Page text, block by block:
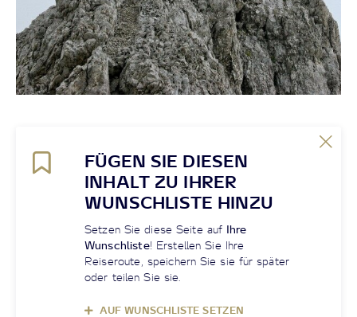
FÜGEN SIE DIESEN
INHALT ZU IHRER
WUNSCHLISTE HINZU
Setzen Sie diese Seite auf Ihre
Wunschliste! Erstellen Sie Ihre
Reiseroute, speichern Sie sie für später
oder teilen Sie sie.
AUF WUNSCHLISTE SETZEN